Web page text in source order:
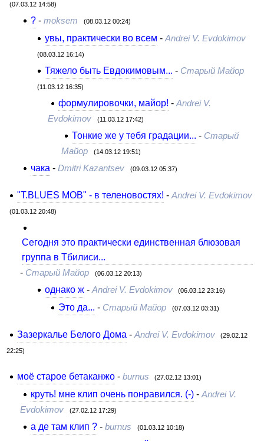
(07.03.12 14:58)
? -moksem (08.03.12 00:24)
увы, практически во всем - Andrei V. Evdokimov
(08.03.12 16:14)
Тяжело быть Евдокимовым... - Старый Майор
(11.03.12 16:35)
формулировочки, майор! - Andrei V.
Evdokimov
(11.03.12 17:42)
Тонкие же у тебя градации... - Старый
Майор
(14.03.12 19:51)
чака -Dmitri Kazantsev (09.03.12 05:37)
"T.BLUES MOB" - в теленовостях! - Andrei V. Evdokimov
(01.03.12 20:48)
Сегодня это практически единственная блюзовая
группа в Тбилиси...
- Старый Майор (06.03.12 20:13)
однако ж- Andrei V. Evdokimov (06.03.12 23:16)
Это да... - Старый Майор (07.03.12 03:31)
Зазеркалье Белого Дома - Andrei V. Evdokimov (29.02.12
22:25)
моё старое бетаканжо- burnus (27.02.12 13:01)
круть! мне клип очень понравился. (-) -Andrei V.
Evdokimov
(27.02.12 17:29)
а де там клип ? -burnus (01.03.12 10:18)